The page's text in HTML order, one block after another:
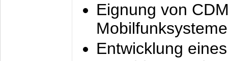
Eignung von
Mobilfunksysteme
Entwicklung